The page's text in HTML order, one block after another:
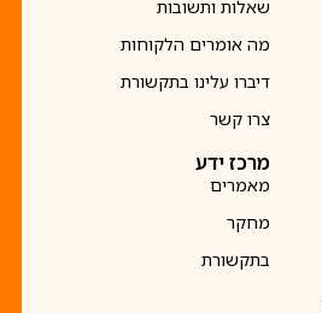
שאלות ותשובות
מה אומרים הלקוחות
דיברו עלינו בתקשורת
צרו קשר
מרכז ידע
מאמרים
מחקר
בתקשורת